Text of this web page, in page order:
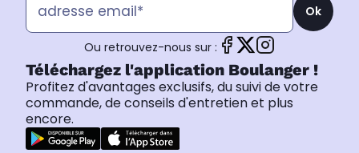
Ok
Ou retrouvez-nous sur :
Téléchargez l'application Boulanger !
Profitez d'avantages exclusifs, du suivi de votre
commande, de conseils d'entretien et plus
encore.